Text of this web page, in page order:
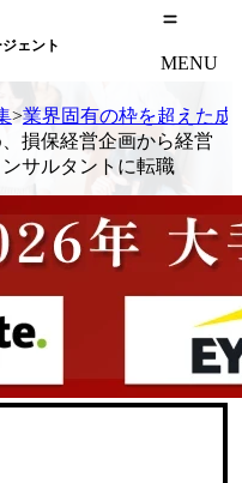
ェント
MENU
>業界固有の枠を超えた成
損保経営企画から経営
サルタントに転職